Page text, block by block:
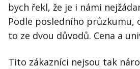
bych řekl, že je i námi
Podle posledního průzkumu,
to ze dvou důvodů. Cena a
Tito zákazníci nejsou tak